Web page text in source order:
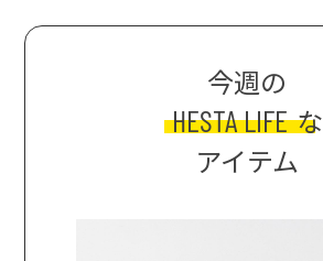
今週の
HESTA LIFE な
アイテム